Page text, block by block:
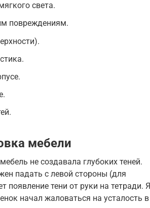
света.
повреждениям.
мебели
не создавала глубоких теней.
падать с левой стороны (для
тени от руки на тетради. Я
начал жаловаться на усталость в